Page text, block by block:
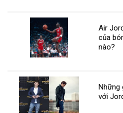
Air
của
nào?
Những
với